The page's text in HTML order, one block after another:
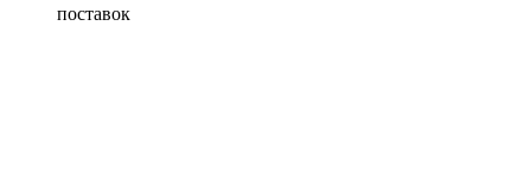
поставок